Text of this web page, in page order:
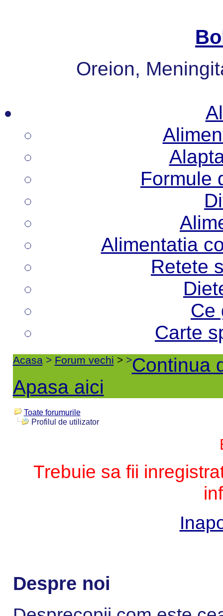
Oreion,
Formule
Alimentatia
Retete
Ce
Carte
Acasa> Forum vechi > >Continua
Apasa aici
Toate forumurile
Profilul de utilizator
Trebuie sa fii
Despre noi